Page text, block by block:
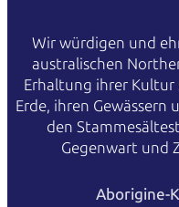
Wir würdigen und
australischen
Erhaltung ihrer
Erde, ihren Gewässern
den
Gegenwart und
Aborigine-